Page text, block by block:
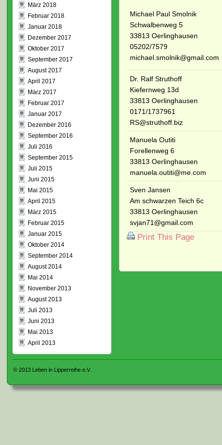
Michael Paul Smolnik
Schwalbenweg 5
33813 Oerlinghausen
05202/7579
michael.smolnik@gmail.com
Dr. Ralf Struthoff
Kiefernweg 13d
33813 Oerlinghausen
0171/1737961
RS@struthoff.biz
Manuela Outiti
Forellenweg 6
33813 Oerlinghausen
manuela.outiti@me.com
Sven Jansen
Am schwarzen Teich 6c
33813 Oerlinghausen
svjan71@gmail.com
Print This Page
März 2018
Februar 2018
Januar 2018
Dezember 2017
Oktober 2017
September 2017
August 2017
April 2017
März 2017
Februar 2017
Januar 2017
Dezember 2016
September 2016
Juli 2016
September 2015
Juli 2015
Juni 2015
Mai 2015
April 2015
März 2015
Februar 2015
Januar 2015
Oktober 2014
September 2014
August 2014
Mai 2014
November 2013
August 2013
Juli 2013
Juni 2013
Mai 2013
April 2013
© 2013 Leben in Lipperreihe e.V.